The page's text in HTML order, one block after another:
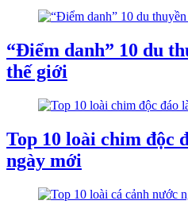
“Điểm danh” 10 du
thế giới
Top 10 loài chim độc
ngày mới